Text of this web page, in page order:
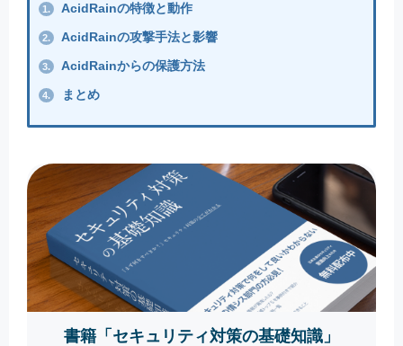
1. AcidRainの特徴と動作
2. AcidRainの攻撃手法と影響
3. AcidRainからの保護方法
4. まとめ
書籍「セキュリティ対策の基礎知識」